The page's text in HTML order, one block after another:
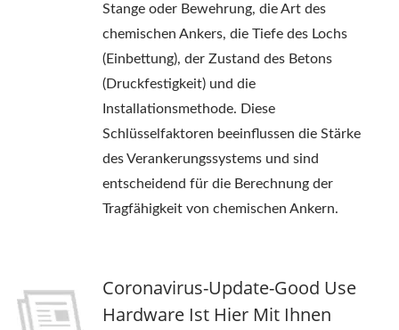
Stange oder Bewehrung, die Art des
chemischen Ankers, die Tiefe des Lochs
(Einbettung), der Zustand des Betons
(Druckfestigkeit) und die
Installationsmethode. Diese
Schlüsselfaktoren beeinflussen die Stärke
des Verankerungssystems und sind
entscheidend für die Berechnung der
Tragfähigkeit von chemischen Ankern.
Coronavirus-Update-Good Use
Hardware Ist Hier Mit Ihnen